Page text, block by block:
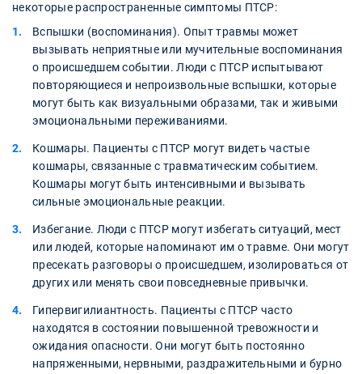
некоторые распространенные симптомы ПТСР:
Вспышки (воспоминания). Опыт травмы может
вызывать неприятные или мучительные воспоминания
о происшедшем событии. Люди с ПТСР испытывают
повторяющиеся и непроизвольные вспышки, которые
могут быть как визуальными образами, так и живыми
эмоциональными переживаниями.
Кошмары. Пациенты с ПТСР могут видеть частые
кошмары, связанные с травматическим событием.
Кошмары могут быть интенсивными и вызывать
сильные эмоциональные реакции.
Избегание. Люди с ПТСР могут избегать ситуаций, мест
или людей, которые напоминают им о травме. Они могут
пресекать разговоры о происшедшем, изолироваться от
других или менять свои повседневные привычки.
Гипервигилиантность. Пациенты с ПТСР часто
находятся в состоянии повышенной тревожности и
ожидания опасности. Они могут быть постоянно
напряженными, нервными, раздражительными и бурно